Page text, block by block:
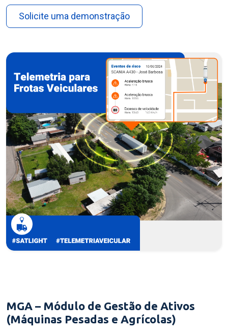
Solicite uma demonstração
MGA – Módulo de Gestão de Ativos
(Máquinas Pesadas e Agrícolas)